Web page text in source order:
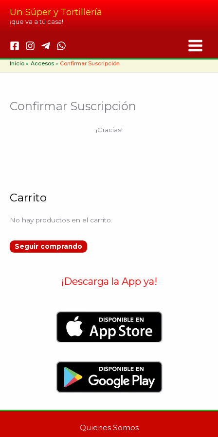
Un Súper y Tortillería
¡que va a tú casa!
Inicio Accesos Confirmar Suscripción
Confirmar Suscripción
¡Gracias!
Carrito
No hay productos en el carrito.
Seguir comprando
¡Descarga la App ya!
Quienes Somos